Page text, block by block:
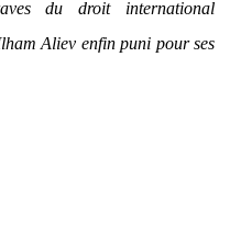
du droit international
Aliev enfin puni pour ses